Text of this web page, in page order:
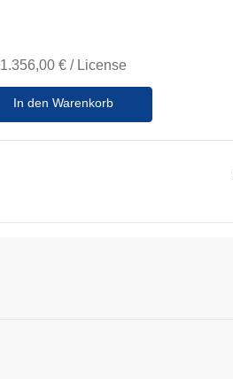
1.356,00 € / License
In den Warenkorb